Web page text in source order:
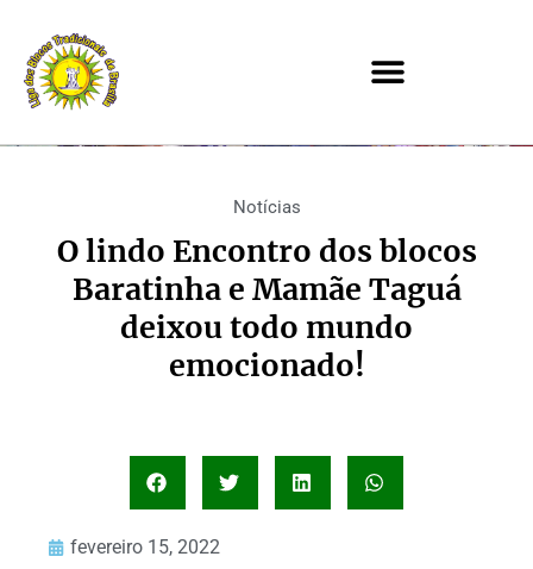
Notícias
O lindo Encontro dos blocos
Baratinha e Mamãe Taguá
deixou todo mundo
emocionado!
fevereiro 15, 2022